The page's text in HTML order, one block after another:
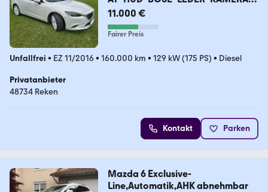
ED*SPUR
11.000 €
Fairer Preis
Unfallfrei • EZ 11/2016• 160.000 km • 129 kW (175 PS) • Diesel
Privatanbieter
48734 Reken
Kontakt Parken
Mazda 6 Exclusive-
Line,Automatik,AHK abnehmbar